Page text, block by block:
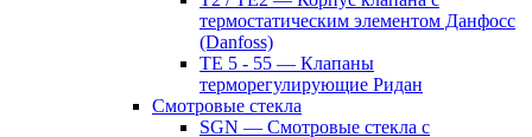
термостатическим элементом Данфосс
(Danfoss)
TE 5 - 55 — Клапаны
терморегулирующие Ридан
Смотровые стекла
SGN — Смотровые стекла с